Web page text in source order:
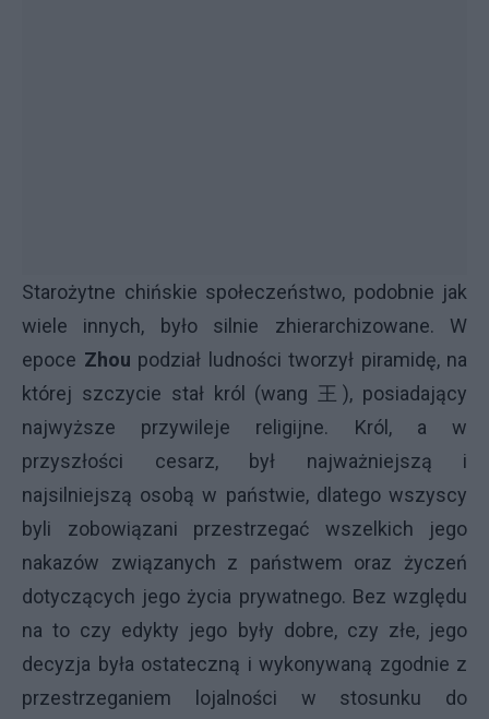
Starożytne chińskie społeczeństwo, podobnie jak
wiele innych, było silnie zhierarchizowane. W
epoce Zhou podział ludności tworzył piramidę, na
której szczycie stał król (wang 王), posiadający
najwyższe przywileje religijne. Król, a w
przyszłości cesarz, był najważniejszą i
najsilniejszą osobą w państwie, dlatego wszyscy
byli zobowiązani przestrzegać wszelkich jego
nakazów związanych z państwem oraz życzeń
dotyczących jego życia prywatnego. Bez względu
na to czy edykty jego były dobre, czy złe, jego
decyzja była ostateczną i wykonywaną zgodnie z
przestrzeganiem lojalności w stosunku do